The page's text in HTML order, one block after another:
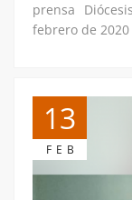
prensa
febrero de 2020
13
FEB